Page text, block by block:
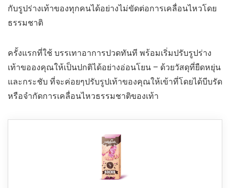
กับรูปร่างเท้าของทุกคนได้อย่างไม่ขัดต่อการเคลื่อนไหวโดย
ธรรมชาติ
ครั้งแรกที่ใช้ บรรเทาอาการปวดทันที พร้อมเริ่มปรับรูปร่าง
เท้าขอองคุณให้เป็นปกติได้อย่างอ่อนโยน – ด้วยวัสดุที่ยืดหยุ่น
และกระชับ ที่จะค่อยๆปรับรูปเท้าของคุณให้เข้าที่โดยได้บีบรัด
หรือจำกัดการเคลื่อนไหวธรรมชาติของเท้า